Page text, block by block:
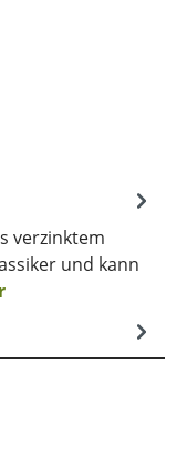
verzinktem
und kann